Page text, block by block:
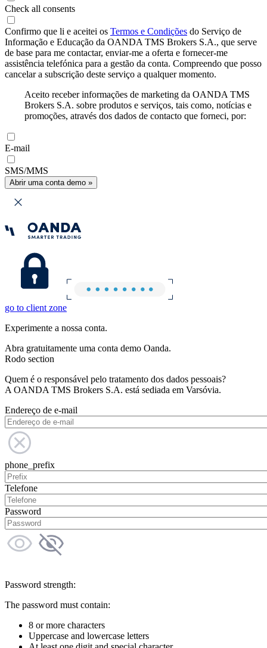
Check all consents
Confirmo que li e aceitei os Termos e Condições do Serviço de
Informação e Educação da OANDA TMS Brokers S.A., que serve
de base para me contactar, enviar-me a oferta e fornecer-me
assistência telefónica para a gestão da conta. Compreendo que posso
cancelar a subscrição deste serviço a qualquer momento.
Aceito receber informações de marketing da OANDA TMS
Brokers S.A. sobre produtos e serviços, tais como, notícias e
promoções, através dos dados de contacto que forneci, por:
E-mail
SMS/MMS
Abrir uma conta demo »
go to client zone
Experimente a nossa conta.
Abra gratuitamente uma conta demo Oanda.
Rodo section
Quem é o responsável pelo tratamento dos dados pessoais?
A OANDA TMS Brokers S.A. está sediada em Varsóvia.
Endereço de e-mail
phone_prefix
Telefone
Password
Password strength:
The password must contain:
8 or more characters
Uppercase and lowercase letters